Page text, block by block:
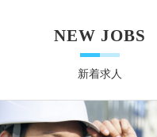
新着求人
NEW JOBS